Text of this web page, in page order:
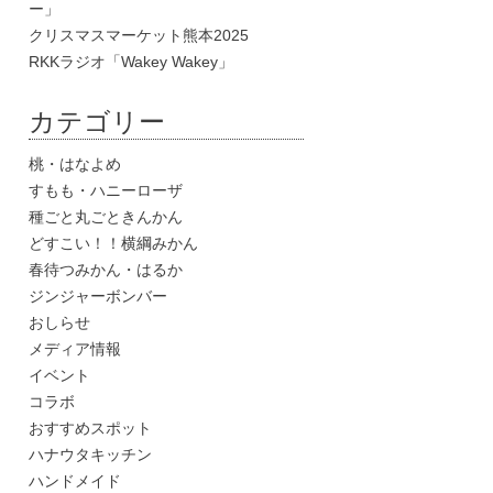
ー」
クリスマスマーケット熊本2025
RKKラジオ「Wakey Wakey」
カテゴリー
桃・はなよめ
すもも・ハニーローザ
種ごと丸ごときんかん
どすこい！！横綱みかん
春待つみかん・はるか
ジンジャーボンバー
おしらせ
メディア情報
イベント
コラボ
おすすめスポット
ハナウタキッチン
ハンドメイド